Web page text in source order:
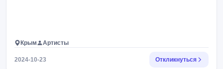
Крым Артисты
2024-10-23 Откликнуться